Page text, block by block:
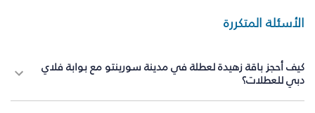
الأسئلة المتكررة
كيف أحجز باقة زهيدة لعطلة في مدينة سورينتو مع بوابة فلاي
دبي للعطلات؟